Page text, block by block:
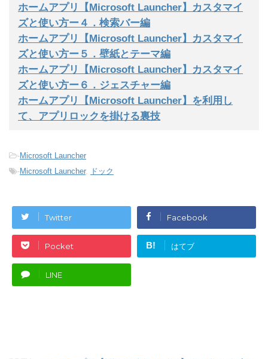
ホームアプリ【Microsoft Launcher】カスタマイ
ズと使い方ー４．検索バー編
ホームアプリ【Microsoft Launcher】カスタマイ
ズと使い方ー５．壁紙とテーマ編
ホームアプリ【Microsoft Launcher】カスタマイ
ズと使い方ー６．ジェスチャー編
ホームアプリ【Microsoft Launcher】を利用し
て、アプリロックを掛ける裏技
-Microsoft Launcher
-Microsoft Launcher, ドック
Twitter Facebook
Pocket B! はてブ
LINE